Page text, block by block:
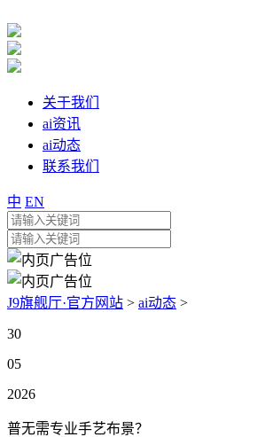
关于我们
ai资讯
ai动态
联系我们
中 EN
J9旗舰厅·官方网站 > ai动态 >
30
05
2026
普无需专业手艺布景？